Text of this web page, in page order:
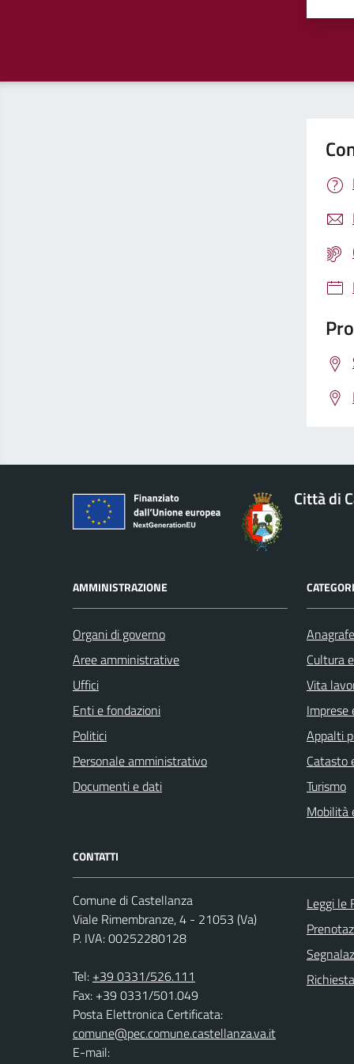
Città di
AMMINISTRAZIONE
Organi di governo
Aree amministrative
Uffici
Enti e fondazioni
Politici
Personale amministrativo
Documenti e dati
Cultura
Vita
Imprese
Appalti
Catasto
Turismo
Mobilità
CONTATTI
Comune di Castellanza
Viale Rimembranze, 4 - 21053 (Va)
P. IVA: 00252280128
Tel: +39 0331/526.111
Fax: +39 0331/501.049
Posta Elettronica Certificata:
comune@pec.comune.castellanza.va.it
E-mail:
Leggi le